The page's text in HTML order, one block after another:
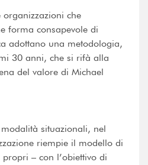
che
forma consapevole di
adottano una metodologia,
30 anni, che si rifà alla
del valore di Michael
situazionali, nel
riempie il modello di
– con l’obiettivo di